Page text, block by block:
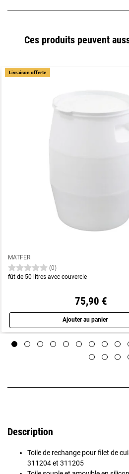
Ces produits peuvent
MATFER
(0)
fût de 50 litres avec couvercle
75,90 €
Ajouter au panier
Aperçu
Livraison offerte
Description
Toile de rechange pour filet de
311204 et 311205